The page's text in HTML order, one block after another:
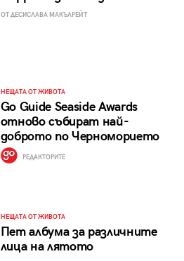
ОТ ДЕСИСЛАВА МАКЪЛРЕЙТ
НЕЩАТА ОТ ЖИВОТА
Go Guide Seaside Awards
отново събират най-
доброто по Черноморието
РЕДАКТОРИТЕ
НЕЩАТА ОТ ЖИВОТА
Пет албума за различните
лица на лятото